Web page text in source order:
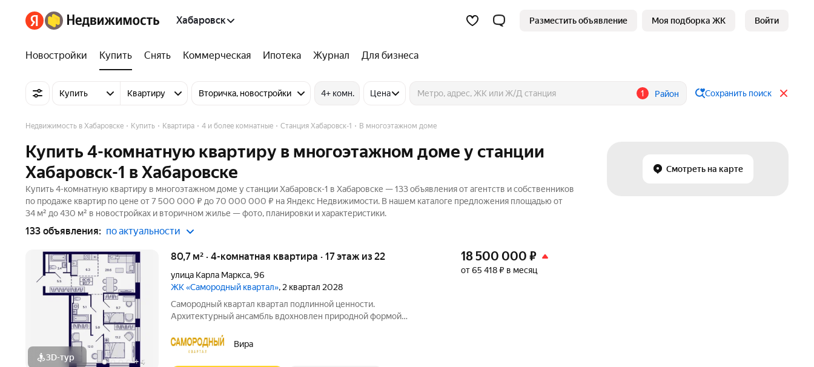
Хабаровск Разместить объявление Моя подборка ЖК Войти
Новостройки Купить Снять Коммерческая Ипотека Журнал Для бизнеса
Купить Квартиру Вторичка, новостройки 4+ комн. Цена 1 Район Сохранить поиск
Смотреть на карте
Недвижимость в Хабаровске Купить Квартира 4 и более комнатные Станция Хабаровск-1 В многоэтажном доме
Купить 4-комнатную квартиру в многоэтажном доме у станции
Хабаровск-1 в Хабаровске
Купить 4-комнатную квартиру в многоэтажном доме у станции Хабаровск-1 в Хабаровске — 133 объявления от агентств и собственников
по продаже квартир по цене от 7 500 000 ₽ до 70 000 000 ₽ на Яндекс Недвижимости. В нашем каталоге предложения площадью от
34 м² до 430 м² в новостройках и вторичном жилье — фото, планировки и характеристики.
133 объявления: по актуальности
3D-тур + 4
80,7 м² · 4-комнатная квартира · 17 этаж из 22
улица Карла Маркса,96
ЖК «Самородный квартал», 2 квартал 2028
Самородный квартал квартал подлинной ценности.
Архитектурный ансамбль вдохновлен природной формой
геометрией фасадов. Внутренний двор и места общего
пользования также содержат стилистические
Вира
18 500 000 ₽
от 65 418 ₽ в месяц